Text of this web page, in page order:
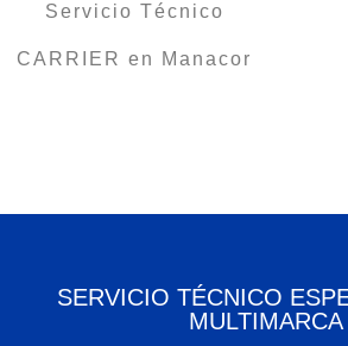
Servicio Técnico
CARRIER en Manacor
SERVICIO TÉCNICO
MULTIMARCA